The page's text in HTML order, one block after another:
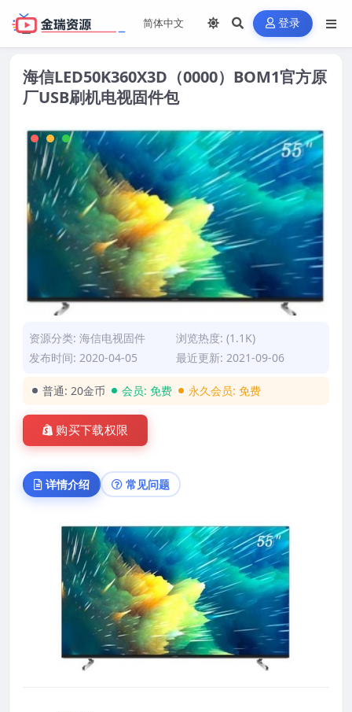
登录
海信LED50K360X3D（0000）BOM1官方原
厂USB刷机电视固件包
资源分类: 海信电视固件
浏览热度: (1.1K)
发布时间: 2020-04-05
最近更新: 2021-09-06
普通: 20金币 会员: 免费 永久会员: 免费
购买下载权限
详情介绍 常见问题